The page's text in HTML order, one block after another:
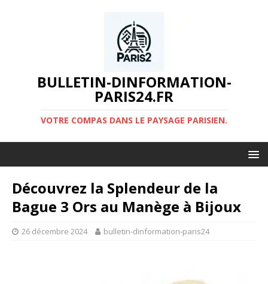
BULLETIN-DINFORMATION-
PARIS24.FR
VOTRE COMPAS DANS LE PAYSAGE PARISIEN.
Découvrez la Splendeur de la
Bague 3 Ors au Manège à Bijoux
26 décembre 2024 bulletin-dinformation-paris24